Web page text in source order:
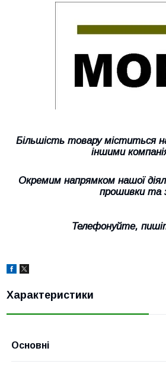
Більшість товару міститься
іншими
Окремим напрямком нашої
прошивки та
Телефонуйте,
Характеристики
Основні